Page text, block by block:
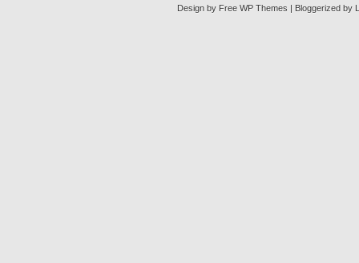
Design by Free WP Themes | Bloggerized by